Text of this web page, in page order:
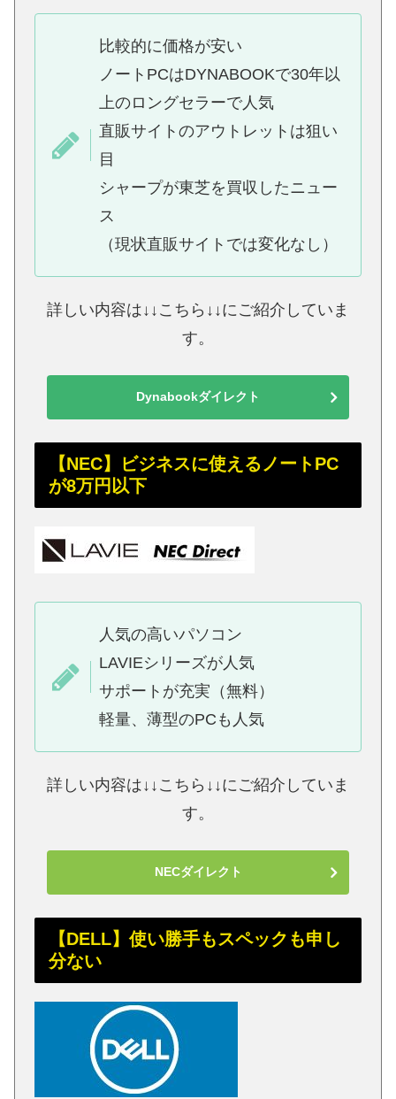
比較的に価格が安い
ノートPCはDYNABOOKで30年以
上のロングセラーで人気
直販サイトのアウトレットは狙い
目
シャープが東芝を買収したニュー
ス
（現状直販サイトでは変化なし）
詳しい内容は↓↓こちら↓↓にご紹介していま
す。
Dynabookダイレクト
【NEC】ビジネスに使えるノートPC
が8万円以下
人気の高いパソコン
LAVIEシリーズが人気
サポートが充実（無料）
軽量、薄型のPCも人気
詳しい内容は↓↓こちら↓↓にご紹介していま
す。
NECダイレクト
【DELL】使い勝手もスペックも申し
分ない